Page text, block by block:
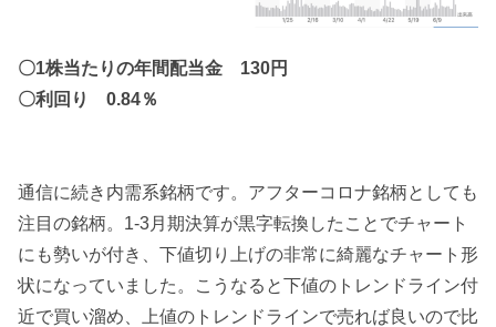
〇1株当たりの年間配当金 130円
〇利回り 0.84％
通信に続き内需系銘柄です。アフターコロナ銘柄としても
注目の銘柄。1-3月期決算が黒字転換したことでチャート
にも勢いが付き、下値切り上げの非常に綺麗なチャート形
状になっていました。こうなると下値のトレンドライン付
近で買い溜め、上値のトレンドラインで売れば良いので比